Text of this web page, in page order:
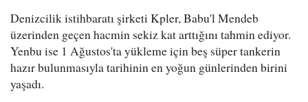
Denizcilik istihbaratı şirketi Kpler, Babu'l Mendeb
üzerinden geçen hacmin sekiz kat arttığını tahmin ediyor.
Yenbu ise 1 Ağustos'ta yükleme için beş süper tankerin
hazır bulunmasıyla tarihinin en yoğun günlerinden birini
yaşadı.